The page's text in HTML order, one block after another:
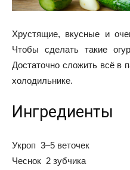
Хрустящие, вкусные и
Чтобы сделать такие
Достаточно сложить всё в
холодильнике.
Ингредиенты
Укроп 3–5 веточек
Чеснок 2 зубчика